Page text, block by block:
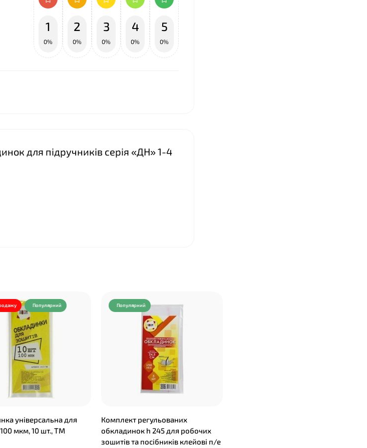
1
0%
2
0%
3
0%
4
0%
5
0%
для підручників серія «ДН» 1-4
Популярний
універсальна для
мкм, 10 шт., ТМ
Популярний
Комплект регульованих
обкладинок h 245 для робочих
зошитів та посібників клейові п/е